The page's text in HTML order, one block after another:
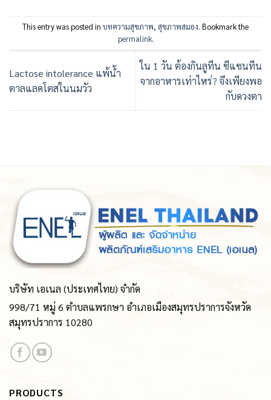
This entry was posted in บทความสุขภาพ, สุขภาพสมอง. Bookmark the
permalink.
Lactose intolerance แพ้น้ำ
ตาลแลคโตสในนมวัว
ใน 1 วัน ต้องกินลูทีน ซีแซนทีน
จากอาหารเท่าไหร่? จึงเพียงพอ
กับดวงตา
บริษัท เอเนล (ประเทศไทย) จำกัด
998/71 หมู่ 6 ตำบลแพรกษา อำเภอเมืองสมุทรปราการจังหวัด
สมุทรปราการ 10280
PRODUCTS